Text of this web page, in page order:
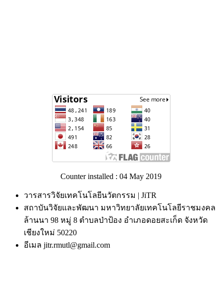
Counter installed : 04 May 2019
วารสารวิจัยเทคโนโลยีนวัตกรรม | JiTR
สถาบันวิจัยและพัฒนา มหาวิทยาลัยเทคโนโลยีราชมงคล
ล้านนา 98 หมู่ 8 ตำบลป่าป้อง อำเภอดอยสะเก็ด จังหวัด
เชียงใหม่ 50220
อีเมล jitr.rmutl@gmail.com